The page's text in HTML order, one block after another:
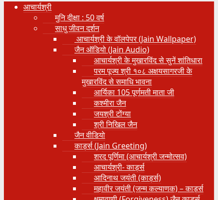
आचार्यश्री
मुनि दीक्षा : 50 वर्ष
साधु जीवन दर्शन
आचार्यश्री के वॉलपेपर (Jain Wallpaper)
जैन ऑडियो (Jain Audio)
आचार्यश्री के मुखारविंद से सुनें शांतिधारा
परम पूज्य श्री १०८ अक्षयसागरजी के
मुखारविंद से समाधि भावना
आर्यिका 105 पूर्णमती माता जी
कश्मीरा जैन
जयश्री टोंग्या
श्री निखिल जैन
जैन वीडियो
कार्ड्स (Jain Greeting)
शरद पूर्णिमा (आचार्यश्री जन्मोत्सव)
आचार्यश्री- कार्ड्स
आदिनाथ जयंती (कार्ड्स)
महावीर जयंती (जन्म कल्याणक) – कार्ड्स